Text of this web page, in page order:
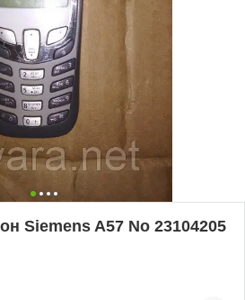
Siemens A57 No 23104205